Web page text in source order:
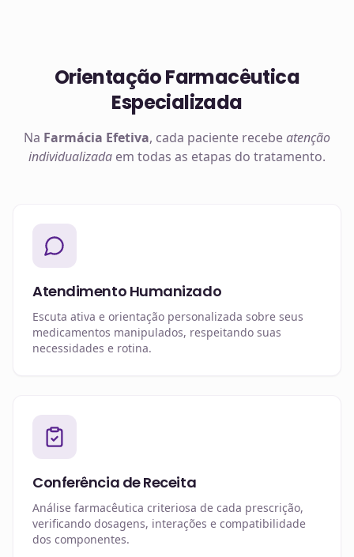
Orientação Farmacêutica
Especializada
Na Farmácia Efetiva, cada paciente recebeatenção
individualizada em todas as etapas do tratamento.
Atendimento Humanizado
Escuta ativa e orientação personalizada sobre seus
medicamentos manipulados, respeitando suas
necessidades e rotina.
Conferência de Receita
Análise farmacêutica criteriosa de cada prescrição,
verificando dosagens, interações e compatibilidade
dos componentes.